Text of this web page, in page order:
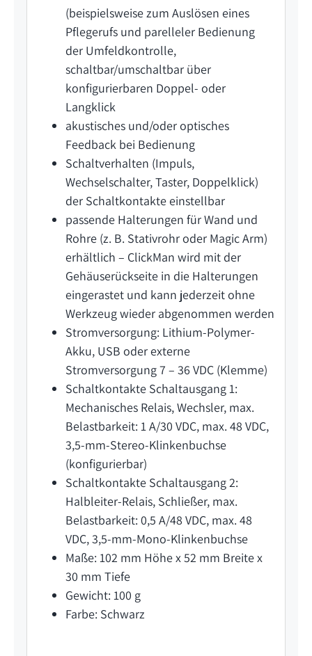
(beispielsweise zum Auslösen eines
Pflegerufs und parelleler Bedienung
der Umfeldkontrolle,
schaltbar/umschaltbar über
konfigurierbaren Doppel- oder
Langklick
akustisches und/oder optisches
Feedback bei Bedienung
Schaltverhalten (Impuls,
Wechselschalter, Taster, Doppelklick)
der Schaltkontakte einstellbar
passende Halterungen für Wand und
Rohre (z. B. Stativrohr oder Magic Arm)
erhältlich – ClickMan wird mit der
Gehäuserückseite in die Halterungen
eingerastet und kann jederzeit ohne
Werkzeug wieder abgenommen werden
Stromversorgung: Lithium-Polymer-
Akku, USB oder externe
Stromversorgung 7 – 36 VDC (Klemme)
Schaltkontakte Schaltausgang 1:
Mechanisches Relais, Wechsler, max.
Belastbarkeit: 1 A/30 VDC, max. 48 VDC,
3,5-mm-Stereo-Klinkenbuchse
(konfigurierbar)
Schaltkontakte Schaltausgang 2:
Halbleiter-Relais, Schließer, max.
Belastbarkeit: 0,5 A/48 VDC, max. 48
VDC, 3,5-mm-Mono-Klinkenbuchse
Maße: 102 mm Höhe x 52 mm Breite x
30 mm Tiefe
Gewicht: 100 g
Farbe: Schwarz